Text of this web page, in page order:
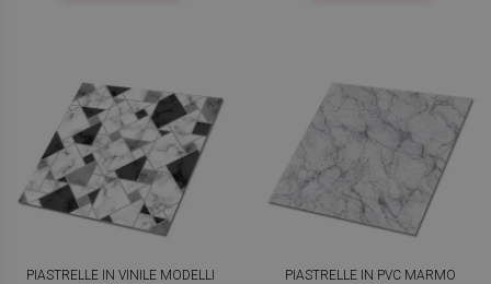
PIASTRELLE IN VINILE MODELLI
PIASTRELLE IN PVC MARMO